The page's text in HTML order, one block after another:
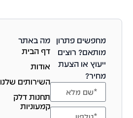
מחפשים פתרון
מותאם? רוצים
ייעוץ או הצעת
מחיר?
מה באתר
דף הבית
אודות
השירותים שלנו
תחנות דלק
קמעוניות